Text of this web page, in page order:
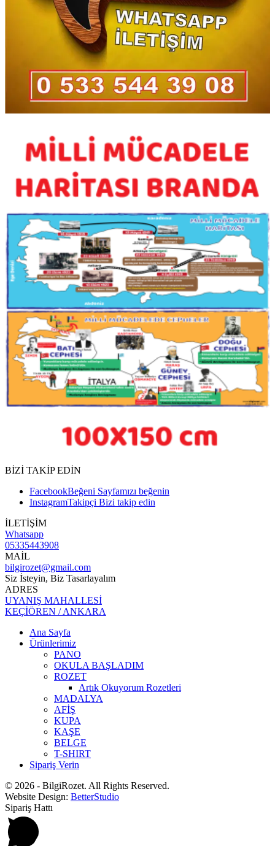
BİZİ TAKİP EDİN
FacebookBeğeni Sayfamızı beğenin
InstagramTakipçi Bizi takip edin
İLETİŞİM
Whatsapp
05335443908
MAİL
bilgirozet@gmail.com
Siz İsteyin, Biz Tasarlayalım
ADRES
UYANIŞ MAHALLESİ
KEÇİÖREN / ANKARA
Ana Sayfa
Ürünlerimiz
PANO
OKULA BAŞLADIM
ROZET
Artık Okuyorum Rozetleri
MADALYA
AFİŞ
KUPA
KAŞE
BELGE
T-SHIRT
Sipariş Verin
© 2026 - BilgiRozet. All Rights Reserved.
Website Design: BetterStudio
Sipariş Hattı